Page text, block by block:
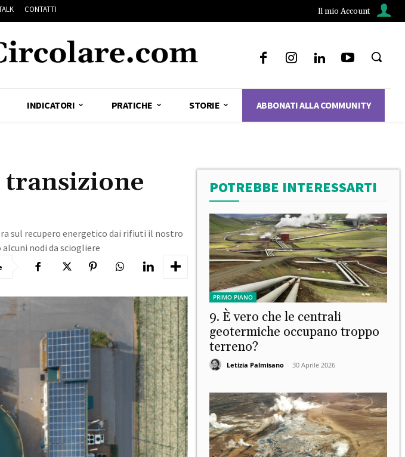
CONTATTI Il mio Account
INDICATORI PRATICHE STORIE ABBONATI ALLA COMMUNITY
sul recupero energetico dai rifiuti il nostro
nodi da sciogliere
POTREBBE INTERESSARTI
PRIMO PIANO
9. È vero che le centrali
geotermiche occupano troppo
terreno?
Letizia Palmisano - 30 Aprile 2026